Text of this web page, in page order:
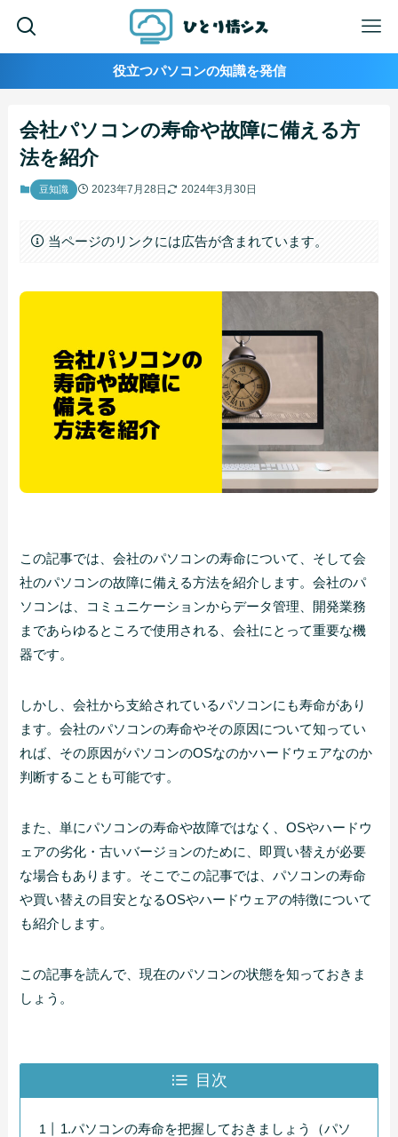
役立つパソコンの知識を発信
会社パソコンの寿命や故障に備える方
法を紹介
豆知識 2023年7月28日 2024年3月30日
当ページのリンクには広告が含まれています。
この記事では、会社のパソコンの寿命について、そして会
社のパソコンの故障に備える方法を紹介します。会社のパ
ソコンは、コミュニケーションからデータ管理、開発業務
まであらゆるところで使用される、会社にとって重要な機
器です。
しかし、会社から支給されているパソコンにも寿命があり
ます。会社のパソコンの寿命やその原因について知ってい
れば、その原因がパソコンのOSなのかハードウェアなのか
判断することも可能です。
また、単にパソコンの寿命や故障ではなく、OSやハードウ
ェアの劣化・古いバージョンのために、即買い替えが必要
な場合もあります。そこでこの記事では、パソコンの寿命
や買い替えの目安となるOSやハードウェアの特徴について
も紹介します。
この記事を読んで、現在のパソコンの状態を知っておきま
しょう。
目次
1.パソコンの寿命を把握しておきましょう（パソ